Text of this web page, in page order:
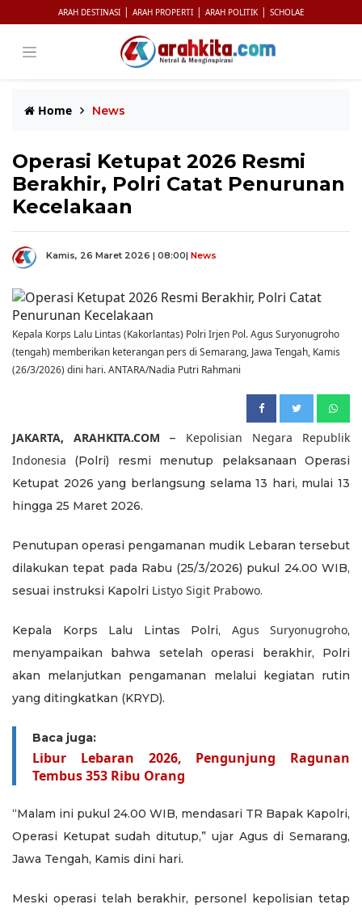
ARAH DESTINASI | ARAH PROPERTI | ARAH POLITIK | SCHOLAE
Home News
Operasi Ketupat 2026 Resmi
Berakhir, Polri Catat Penurunan
Kecelakaan
Kamis, 26 Maret 2026 | 08:00| News
Kepala Korps Lalu Lintas (Kakorlantas) Polri Irjen Pol. Agus Suryonugroho
(tengah) memberikan keterangan pers di Semarang, Jawa Tengah, Kamis
(26/3/2026) dini hari. ANTARA/Nadia Putri Rahmani
JAKARTA, ARAHKITA.COM – Kepolisian Negara Republik
Indonesia (Polri) resmi menutup pelaksanaan Operasi
Ketupat 2026 yang berlangsung selama 13 hari, mulai 13
hingga 25 Maret 2026.
Penutupan operasi pengamanan mudik Lebaran tersebut
dilakukan tepat pada Rabu (25/3/2026) pukul 24.00 WIB,
sesuai instruksi Kapolri Listyo Sigit Prabowo.
Kepala Korps Lalu Lintas Polri, Agus Suryonugroho,
menyampaikan bahwa setelah operasi berakhir, Polri
akan melanjutkan pengamanan melalui kegiatan rutin
yang ditingkatkan (KRYD).
Baca juga:
Libur Lebaran 2026, Pengunjung Ragunan
Tembus 353 Ribu Orang
“Malam ini pukul 24.00 WIB, mendasari TR Bapak Kapolri,
Operasi Ketupat sudah ditutup,” ujar Agus di Semarang,
Jawa Tengah, Kamis dini hari.
Meski operasi telah berakhir, personel kepolisian tetap